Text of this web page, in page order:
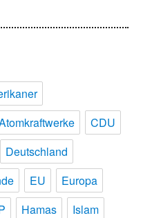
CDU
Deutschland
EU
Europa
Hamas
Islam